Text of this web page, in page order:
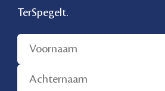
TerSpegelt.